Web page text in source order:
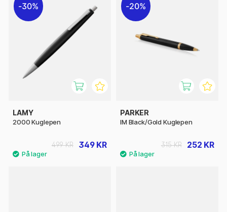
30%
LAMY
2000 Kuglepen
349 KR
499 KR
20%
PARKER
IM Black/Gold Kuglepen
252 KR
315 KR